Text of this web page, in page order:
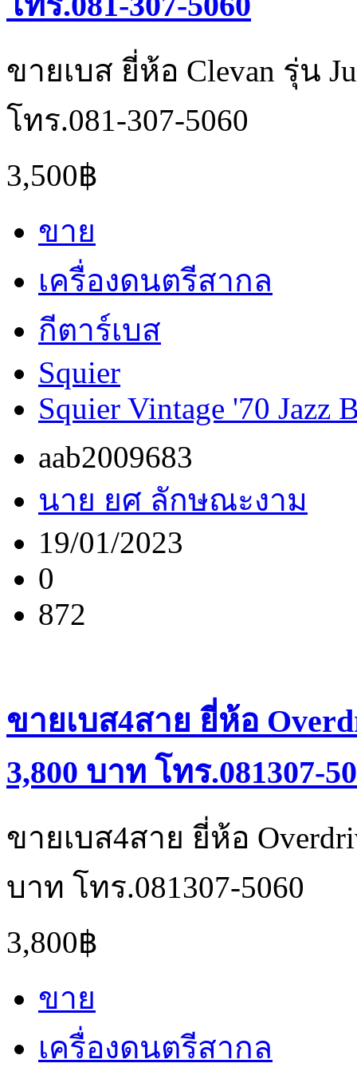
ขายเบส ยี่ห้อ Clevan รุ่น
โทร.081-307-5060
3,500฿
ขาย
เครื่องดนตรีสากล
กีตาร์เบส
Squier
Squier Vintage '70 Jazz
aab2009683
นาย ยศ ลักษณะงาม
19/01/2023
0
872
ขายเบส4สาย ยี่ห้อ
3,800 บาท โทร.081307-
ขายเบส4สาย ยี่ห้อ
บาท โทร.081307-5060
3,800฿
ขาย
เครื่องดนตรีสากล